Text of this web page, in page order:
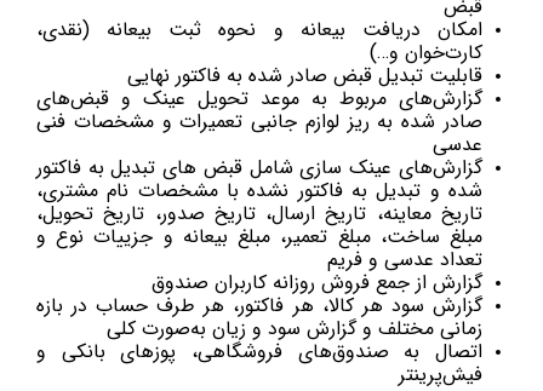
قبض
امکان دریافت بیعانه و نحوه ثبت بیعانه (نقدی،
کارت‌خوان و…)
قابلیت تبدیل قبض صادر شده به فاکتور نهایی
گزارش‌های مربوط به موعد تحویل عینک و قبض‌های
صادر شده به ریز لوازم جانبی تعمیرات و مشخصات فنی
عدسی
گزارش‌های عینک سازی شامل قبض های تبدیل به فاکتور‌
شده و تبدیل به فاکتور ‌نشده با مشخصات نام مشتری،
تاریخ معاینه، تاریخ ارسال، تاریخ صدور، تاریخ تحویل،
مبلغ ساخت، مبلغ تعمیر، مبلغ بیعانه و جزییات نوع و
تعداد عدسی و فریم
گزارش از جمع فروش روزانه کاربران صندوق
گزارش سود هر كالا، هر فاكتور، هر طرف حساب در بازه
زمانی مختلف و گزارش سود و زیان به‌صورت کلی
اتصال به صندوق‌های فروشگاهی، پوزهای بانکی و
فیش‌پرینتر